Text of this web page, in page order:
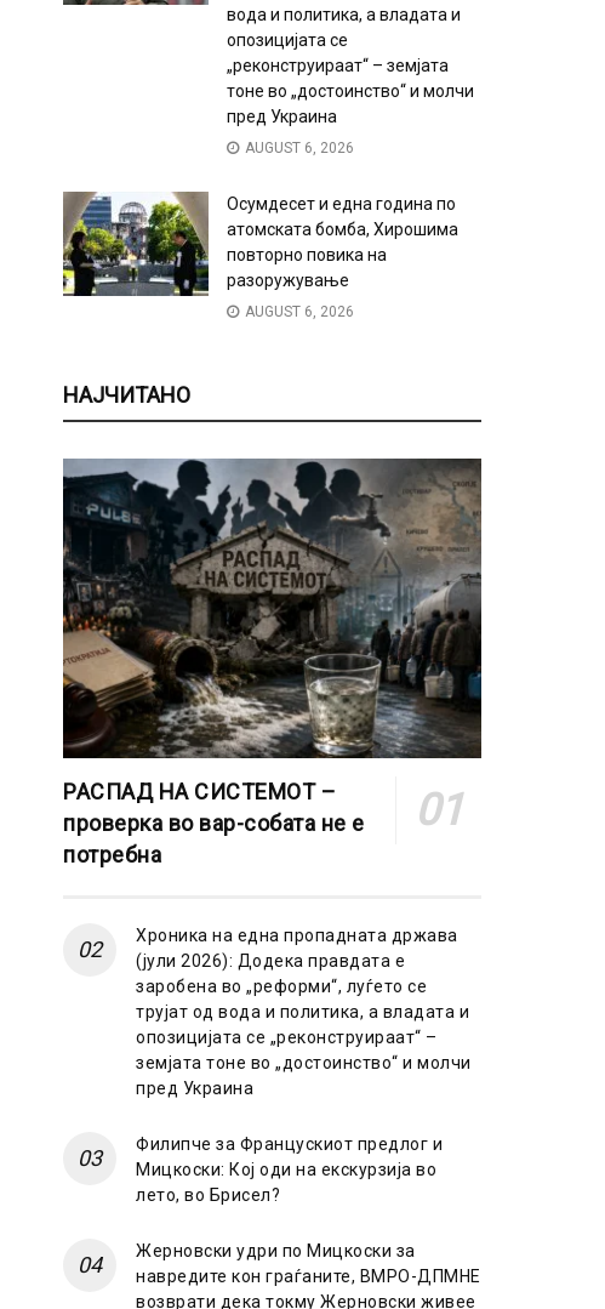
вода и политика, а владата и
опозицијата се
„реконструираат“ – земјата
тоне во „достоинство“ и молчи
пред Украина
AUGUST 6, 2026
Осумдесет и една година по
атомската бомба, Хирошима
повторно повика на
разоружување
AUGUST 6, 2026
НАЈЧИТАНО
РАСПАД НА СИСТЕМОТ –
проверка во вар-собата не е
потребна
Хроника на една пропадната држава
(јули 2026): Додека правдата е
заробена во „реформи“, луѓето се
трујат од вода и политика, а владата и
опозицијата се „реконструираат“ –
земјата тоне во „достоинство“ и молчи
пред Украина
Филипче за Францускиот предлог и
Мицкоски: Кој оди на екскурзија во
лето, во Брисел?
Жерновски удри по Мицкоски за
навредите кон граѓаните, ВМРО-ДПМНЕ
возврати дека токму Жерновски живее